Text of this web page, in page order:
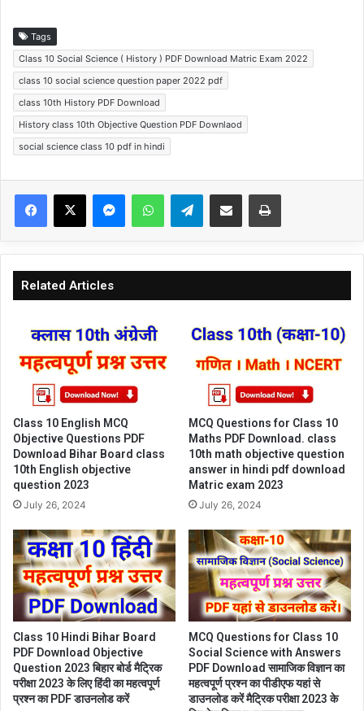
Tags
Class 10 Social Science ( History ) PDF Download Matric Exam 2022
class 10 social science question paper 2022 pdf
class 10th History PDF Download
History class 10th Objective Question PDF Downlaod
social science class 10 pdf in hindi
Facebook
X MessengerWhatsAppTelegramShare via Email Print
Related Articles
Class 10 English MCQ
Objective Questions PDF
Download Bihar Board class
10th English objective
question 2023
July 26, 2024
MCQ Questions for Class 10
Maths PDF Download. class
10th math objective question
answer in hindi pdf download
Matric exam 2023
July 26, 2024
Class 10 Hindi Bihar Board
PDF Download Objective
Question 2023 बिहार बोर्ड मैट्रिक
परीक्षा 2023 के लिए हिंदी का महत्वपूर्ण
प्रश्न का PDF डाउनलोड करें
MCQ Questions for Class 10
Social Science with Answers
PDF Download सामाजिक विज्ञान का
महत्वपूर्ण प्रश्न का पीडीएफ यहां से
डाउनलोड करें मैट्रिक परीक्षा 2023 के